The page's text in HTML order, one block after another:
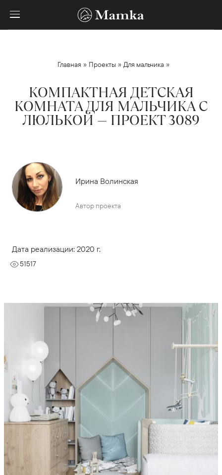
Главная » Проекты » Для мальчика »
КОМПАКТНАЯ ДЕТСКАЯ
КОМНАТА ДЛЯ МАЛЬЧИКА С
ЛЮЛЬКОЙ — ПРОЕКТ 3089
Ирина Волинская
Автор проекта
Дата реализации: 2020 г.
51517